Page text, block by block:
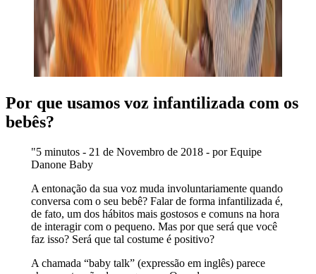
Por que usamos voz infantilizada com os
bebês?
"5 minutos - 21 de Novembro de 2018 - por Equipe
Danone Baby
A entonação da sua voz muda involuntariamente quando
conversa com o seu bebê? Falar de forma infantilizada é,
de fato, um dos hábitos mais gostosos e comuns na hora
de interagir com o pequeno. Mas por que será que você
faz isso? Será que tal costume é positivo?
A chamada “baby talk” (expressão em inglês) parece